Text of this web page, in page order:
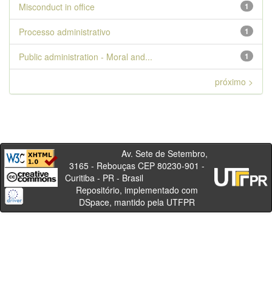
1
Misconduct in office
1
Processo administrativo
1
Public administration - Moral and...
próximo >
Av. Sete de Setembro,
3165 - Rebouças CEP 80230-901 -
Curitiba - PR - Brasil
Repositório, implementado com
DSpace, mantido pela UTFPR